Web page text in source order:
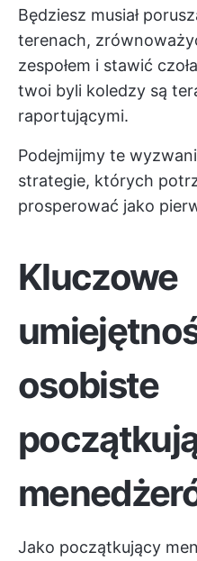
Będziesz musiał
terenach,
zespołem i stawić
twoi byli koledzy są
raportującymi.
Podejmijmy te
strategie, których
prosperować jako
Kluczowe
osobiste
Jako początkujący